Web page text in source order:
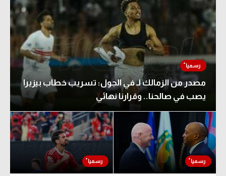
مصدر من الزمالك لـ في الجول: تسريب خطاب بيزيرا
يصب في صالحنا.. وقرارنا نهائي